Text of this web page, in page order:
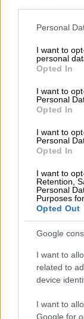
Please note
not limited to
grant or deny
use your data
consent section.
Personal
I want to
personal
Opted In
I want to
Personal
Opted In
I want to
Personal
Opted In
I want to
Retention,
Personal
Purposes
Opted Out
Google
I want to
related to
device
I want to
Google for
Εννοούσα
Ο
γυναίκας